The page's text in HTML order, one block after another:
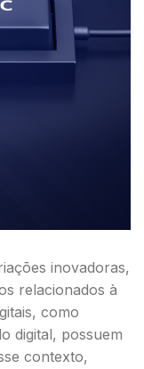
inovadoras,
relacionados à
como
digital, possuem
contexto,